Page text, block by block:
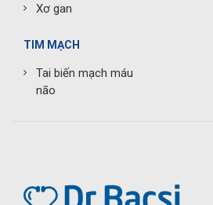
Xơ gan
TIM MẠCH
Tai biến mạch máu
não